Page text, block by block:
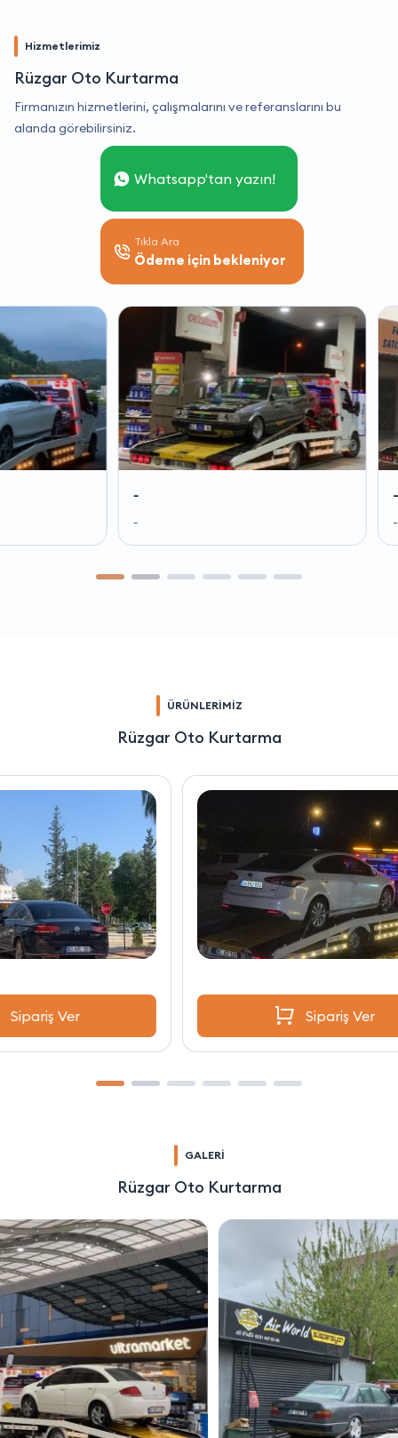
Hizmetlerimiz
Rüzgar Oto Kurtarma
Firmanızın hizmetlerini, çalışmalarını ve referanslarını bu
alanda görebilirsiniz.
Whatsapp'tan yazın!
Tıkla Ara
Ödeme için bekleniyor
ÜRÜNLERİMİZ
Rüzgar Oto Kurtarma
GALERİ
Rüzgar Oto Kurtarma